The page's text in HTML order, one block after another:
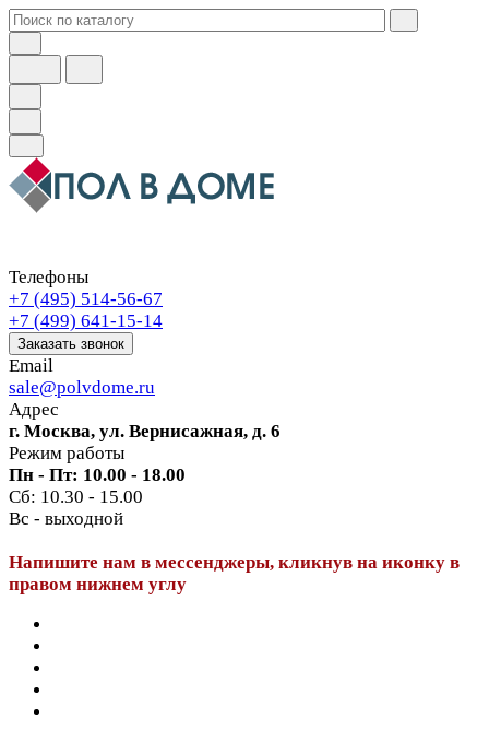
Телефоны
+7 (495) 514-56-67
+7 (499) 641-15-14
Заказать звонок
Email
sale@polvdome.ru
Адрес
г. Москва, ул. Вернисажная, д. 6
Режим работы
Пн - Пт: 10.00 - 18.00
Сб: 10.30 - 15.00
Вс - выходной
Напишите нам в мессенджеры, кликнув на иконку в
правом нижнем углу